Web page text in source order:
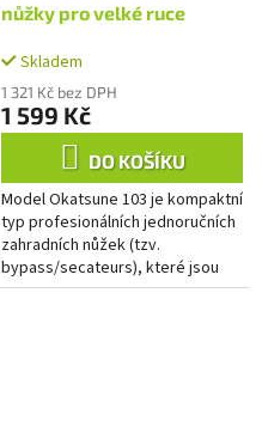
nůžky pro velké ruce
Skladem
1 321 Kč bez DPH
1 599 Kč
DO KOŠÍKU
Model Okatsune 103 je kompaktní
typ profesionálních jednoručních
zahradních nůžek (tzv.
bypass/secateurs), které jsou
svojí velikostí ideální pro